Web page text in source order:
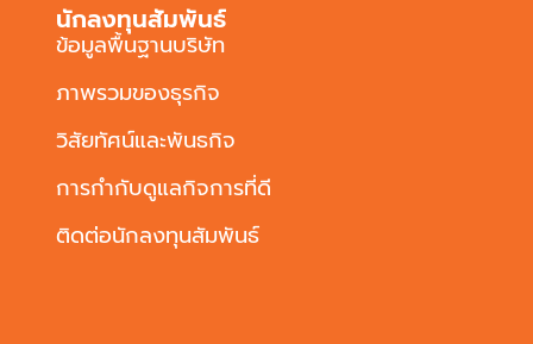
นักลงทุนสัมพันธ์
ข้อมูลพื้นฐานบริษัท
ภาพรวมของธุรกิจ
วิสัยทัศน์และพันธกิจ
การกำกับดูแลกิจการที่ดี
ติดต่อนักลงทุนสัมพันธ์